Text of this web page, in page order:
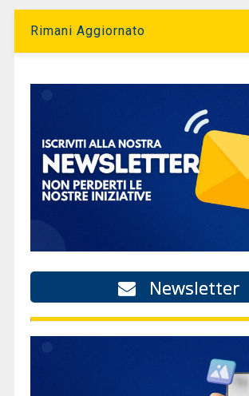
Rimani Aggiornato
Newsletter